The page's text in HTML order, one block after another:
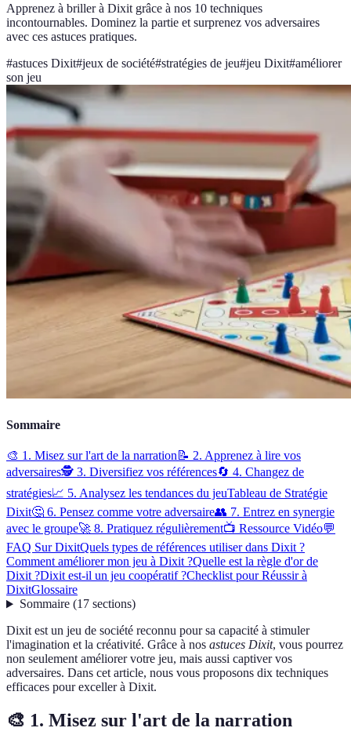
Apprenez à briller à Dixit grâce à nos 10 techniques
incontournables. Dominez la partie et surprenez vos adversaires
avec ces astuces pratiques.
#astuces Dixit#jeux de société#stratégies de jeu#jeu Dixit#améliorer
son jeu
Sommaire
🎨 1. Misez sur l'art de la narration📝 2. Apprenez à lire vos
adversaires🕵️ 3. Diversifiez vos références🔄 4. Changez de
stratégies📈 5. Analysez les tendances du jeuTableau de Stratégie
Dixit🤔 6. Pensez comme votre adversaire👥 7. Entrez en synergie
avec le groupe🚀 8. Pratiquez régulièrement📺 Ressource Vidéo💬
FAQ Sur DixitQuels types de références utiliser dans Dixit ?
Comment améliorer mon jeu à Dixit ?Quelle est la règle d'or de
Dixit ?Dixit est-il un jeu coopératif ?Checklist pour Réussir à
DixitGlossaire
Sommaire(17 sections)
Dixit est un jeu de société reconnu pour sa capacité à stimuler
l'imagination et la créativité. Grâce à nos astuces Dixit, vous pourrez
non seulement améliorer votre jeu, mais aussi captiver vos
adversaires. Dans cet article, nous vous proposons dix techniques
efficaces pour exceller à Dixit.
🎨 1. Misez sur l'art de la narration